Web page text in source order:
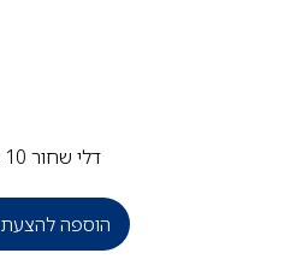
דלי שחור 10 ליטר
הוספה להצעת מחיר